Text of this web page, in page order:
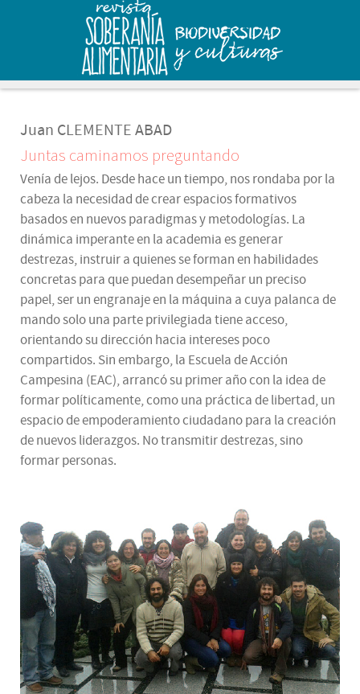
Juan CLEMENTE ABAD
Juntas caminamos preguntando
Venía de lejos. Desde hace un tiempo, nos rondaba por la
cabeza la necesidad de crear espacios formativos
basados en nuevos paradigmas y metodologías. La
dinámica imperante en la academia es generar
destrezas, instruir a quienes se forman en habilidades
concretas para que puedan desempeñar un preciso
papel, ser un engranaje en la máquina a cuya palanca de
mando solo una parte privilegiada tiene acceso,
orientando su dirección hacia intereses poco
compartidos. Sin embargo, la Escuela de Acción
Campesina (EAC), arrancó su primer año con la idea de
formar políticamente, como una práctica de libertad, un
espacio de empoderamiento ciudadano para la creación
de nuevos liderazgos. No transmitir destrezas, sino
formar personas.